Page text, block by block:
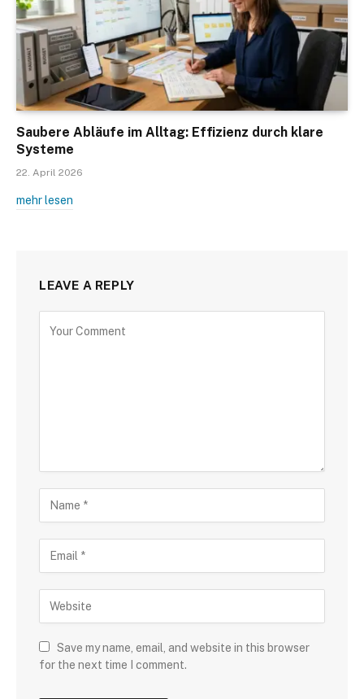
Saubere Abläufe im Alltag: Effizienz durch klare
Systeme
22. April 2026
mehr lesen
LEAVE A REPLY
Save my name, email, and website in this browser
for the next time I comment.